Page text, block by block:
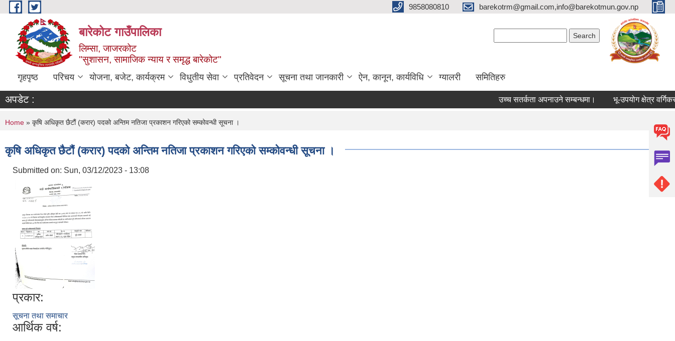
Skip to main content 9858080810 barekotrm@gmail.com,info@barekotmun.gov.np
बारेकोट गाउँपालिका
लिम्सा, जाजरकोट
"सुशासन, सामाजिक न्याय र समृद्ध बारेकोट"
गृहपृष्ठ परिचय योजना, बजेट, कार्यक्रम विधुतीय सेवा प्रतिवेदन सूचना तथा जानकारी ऐन, कानून, कार्यविधि ग्यालरी समितिहरु
अपडेट : उच्च सतर्कता अपनाउने सम्बन्धमा। भू-उपयोग क्षेत्र वर्गिकरण
You are here
Home » कृषि अधिकृत छैटौं (करार) पदको अन्तिम नतिजा प्रकाशन गरिएको सम्कोवन्धी सूचना ।
कृषि अधिकृत छैटौं (करार) पदको अन्तिम नतिजा प्रकाशन गरिएको सम्कोवन्धी सूचना ।
Submitted on: Sun, 03/12/2023 - 13:08
प्रकार:
सूचना तथा समाचार
आर्थिक वर्ष: